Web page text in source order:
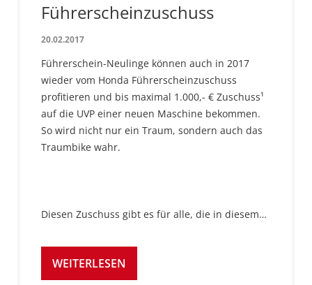
Führerscheinzuschuss
20.02.2017
Führerschein-Neulinge können auch in 2017
wieder vom Honda Führerscheinzuschuss
profitieren und bis maximal 1.000,- € Zuschuss¹
auf die UVP einer neuen Maschine bekommen.
So wird nicht nur ein Traum, sondern auch das
Traumbike wahr.
Diesen Zuschuss gibt es für alle, die in diesem…
WEITERLESEN